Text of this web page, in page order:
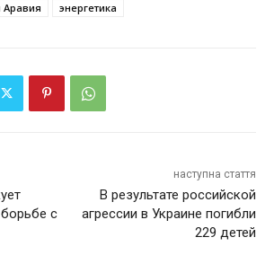
Аравия энергетика
с
наступна стаття
В результате российской
агрессии в Украине погибли
229 детей